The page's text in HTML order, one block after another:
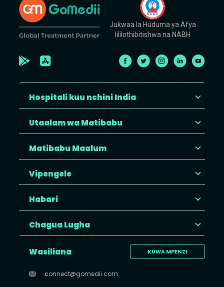
Jukwaa la Huduma ya Afya
lililothibitishwa na NABH
Hospitali kuu nchini India
Utaalam wa Matibabu
Matibabu Maalum
Vipengele
Habari
Chagua Lugha
KUWA MPENZI
Wasiliana
connect@gomedii.com